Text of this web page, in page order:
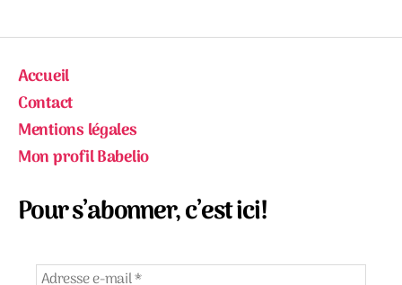
Accueil
Contact
Mentions légales
Mon profil Babelio
Pour s’abonner, c’est ici!